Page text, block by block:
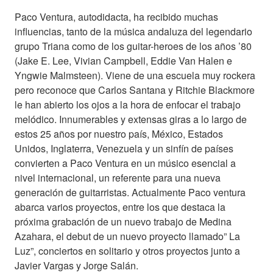
Paco Ventura, autodidacta, ha recibido muchas
influencias, tanto de la música andaluza del legendario
grupo Triana como de los guitar-heroes de los años ’80
(Jake E. Lee, Vivian Campbell, Eddie Van Halen e
Yngwie Malmsteen). Viene de una escuela muy rockera
pero reconoce que Carlos Santana y Ritchie Blackmore
le han abierto los ojos a la hora de enfocar el trabajo
melódico. Innumerables y extensas giras a lo largo de
estos 25 años por nuestro país, México, Estados
Unidos, Inglaterra, Venezuela y un sinfín de países
convierten a Paco Ventura en un músico esencial a
nivel internacional, un referente para una nueva
generación de guitarristas. Actualmente Paco ventura
abarca varios proyectos, entre los que destaca la
próxima grabación de un nuevo trabajo de Medina
Azahara, el debut de un nuevo proyecto llamado” La
Luz”, conciertos en solitario y otros proyectos junto a
Javier Vargas y Jorge Salán.